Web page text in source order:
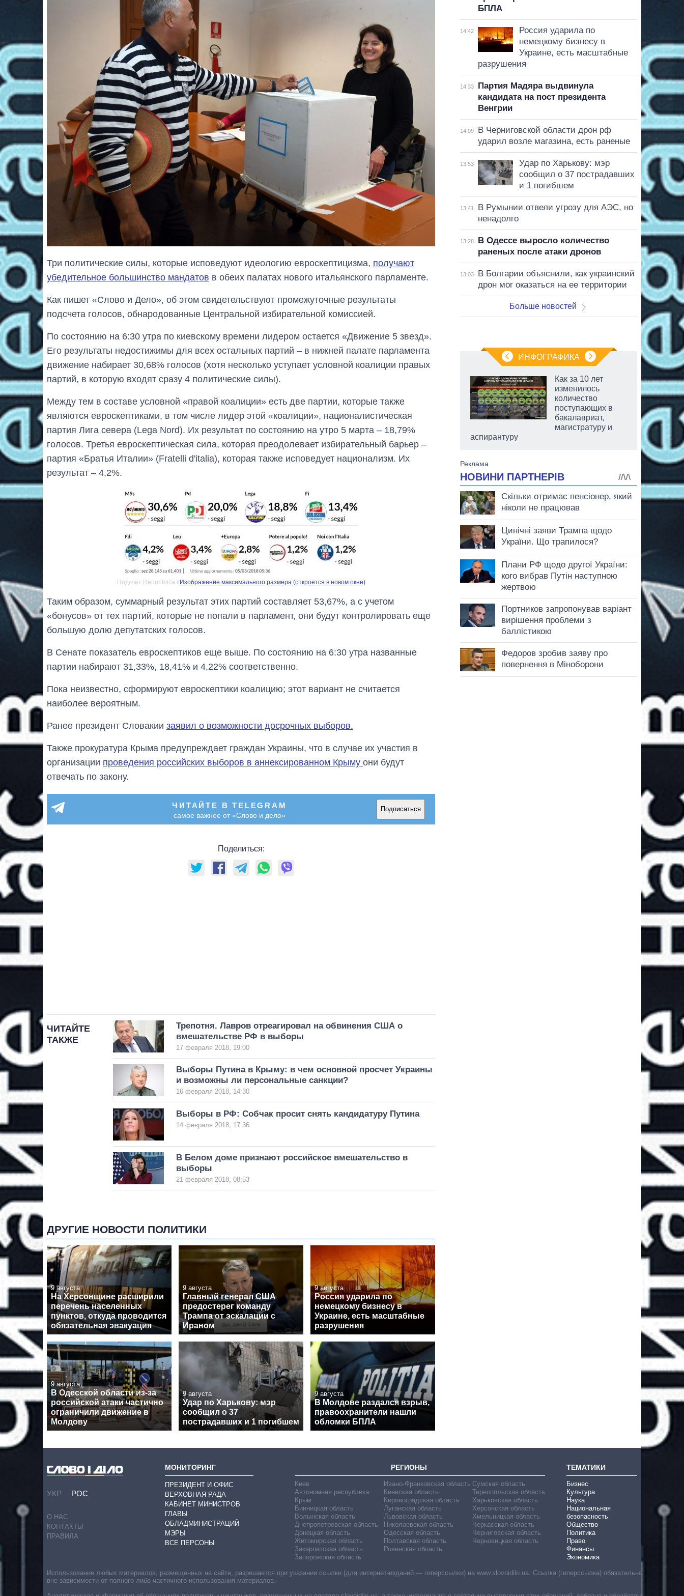
Три политические силы, которые исповедуют идеологию евроскептицизма, получают
убедительное большинство мандатов в обеих палатах нового итальянского парламенте.
Как пишет «Слово и Дело», об этом свидетельствуют промежуточные результаты
подсчета голосов, обнародованные Центральной избирательной комиссией.
По состоянию на 6:30 утра по киевскому времени лидером остается «Движение 5 звезд».
Его результаты недостижимы для всех остальных партий – в нижней палате парламента
движение набирает 30,68% голосов (хотя несколько уступает условной коалиции правых
партий, в которую входят сразу 4 политические силы).
Между тем в составе условной «правой коалиции» есть две партии, которые также
являются евроскептиками, в том числе лидер этой «коалиции», националистическая
партия Лига севера (Lega Nord). Их результат по состоянию на утро 5 марта – 18,79%
голосов. Третья евроскептическая сила, которая преодолевает избирательный барьер –
партия «Братья Италии» (Fratelli d'italia), которая также исповедует национализм. Их
результат – 4,2%.
Подсчет Repubblica.itИзображение максимального размера (откроется в новом окне)
Таким образом, суммарный результат этих партий составляет 53,67%, а с учетом
«бонусов» от тех партий, которые не попали в парламент, они будут контролировать еще
большую долю депутатских голосов.
В Сенате показатель евроскептиков еще выше. По состоянию на 6:30 утра названные
партии набирают 31,33%, 18,41% и 4,22% соответственно.
Пока неизвестно, сформируют евроскептики коалицию; этот вариант не считается
наиболее вероятным.
Ранее президент Словакии заявил о возможности досрочных выборов.
Также прокуратура Крыма предупреждает граждан Украины, что в случае их участия в
организации проведения российских выборов в аннексированном Крыму они будут
отвечать по закону.
ЧИТАЙТЕ В TELEGRAM
самое важное от «Слово и дело»
Подписаться
Поделиться:
ЧИТАЙТЕ
ТАКЖЕ
Трепотня. Лавров отреагировал на обвинения США о
вмешательстве РФ в выборы
17 февраля 2018, 19:00
Выборы Путина в Крыму: в чем основной просчет Украины
и возможны ли персональные санкции?
16 февраля 2018, 14:30
Выборы в РФ: Собчак просит снять кандидатуру Путина
14 февраля 2018, 17:36
В Белом доме признают российское вмешательство в
выборы
21 февраля 2018, 08:53
ДРУГИЕ НОВОСТИ ПОЛИТИКИ
9 августа
На Херсонщине расширили
перечень населенных
пунктов, откуда проводится
обязательная эвакуация
9 августа
Главный генерал США
предостерег команду
Трампа от эскалации с
Ираном
9 августа
Россия ударила по
немецкому бизнесу в
Украине, есть масштабные
разрушения
9 августа
В Одесской области из-за
российской атаки частично
ограничили движение в
Молдову
9 августа
Удар по Харькову: мэр
сообщил о 37
пострадавших и 1 погибшем
9 августа
В Молдове раздался взрыв,
правоохранители нашли
обломки БПЛА
БПЛА
14:42
Россия ударила по
немецкому бизнесу в
Украине, есть масштабные
разрушения
14:33
Партия Мадяра выдвинула
кандидата на пост президента
Венгрии
14:09
В Черниговской области дрон рф
ударил возле магазина, есть раненые
13:53
Удар по Харькову: мэр
сообщил о 37 пострадавших
и 1 погибшем
13:41
В Румынии отвели угрозу для АЭС, но
ненадолго
13:28
В Одессе выросло количество
раненых после атаки дронов
13:03
В Болгарии объяснили, как украинский
дрон мог оказаться на ее территории
Больше новостей
ИНФОГРАФИКА
ударов по Украине
область стали
главной целью рф
Как за 10 лет
изменилось
количество
поступающих в
бакалавриат,
магистратуру и
аспирантуру
УКР РОС
О НАС
КОНТАКТЫ
ПРАВИЛА
МОНИТОРИНГ
ПРЕЗИДЕНТ И ОФИС
ВЕРХОВНАЯ РАДА
КАБИНЕТ МИНИСТРОВ
ГЛАВЫ
ОБЛАДМИНИСТРАЦИЙ
МЭРЫ
ВСЕ ПЕРСОНЫ
РЕГИОНЫ
Киев
Автономная республика
Крым
Винницкая область
Волынская область
Днепропетровская область
Донецкая область
Житомирская область
Закарпатская область
Запорожская область
Ивано-Франковская область
Киевская область
Кировоградская область
Луганская область
Львовская область
Николаевская область
Одесская область
Полтавская область
Ровенская область
Сумская область
Тернопольская область
Харьковская область
Херсонская область
Хмельницкая область
Черкасская область
Черниговская область
Черновицкая область
ТЕМАТИКИ
Бизнес
Культура
Наука
Национальная
безопасность
Общество
Политика
Право
Финансы
Экономика
Использование любых материалов, размещённых на сайте, разрешается при указании ссылки (для интернет-изданий — гиперссылки) на www.slovoidilo.ua. Ссылка (гиперссылка) обязательна
вне зависимости от полного либо частичного использования материалов.